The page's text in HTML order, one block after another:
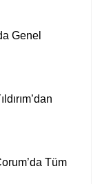
Genel
Tüm